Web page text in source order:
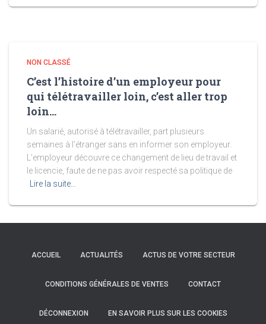
NON CLASSÉ
C’est l’histoire d’un employeur pour
qui télétravailler loin, c’est aller trop
loin…
Un salarié, autorisé à télétravailler, part plusieurs
semaines à l’étranger sans en informer son employeur.
L’employeur découvre ce changement de lieu de travail et
le licencie, faute de ne pas avoir respecté sa politique de
Lire la suite…
ACCUEIL ACTUALITÉS ACTUS DE VOTRE SECTEUR
CONDITIONS GÉNÉRALES DE VENTES CONTACT
DÉCONNEXION EN SAVOIR PLUS SUR LES COOKIES